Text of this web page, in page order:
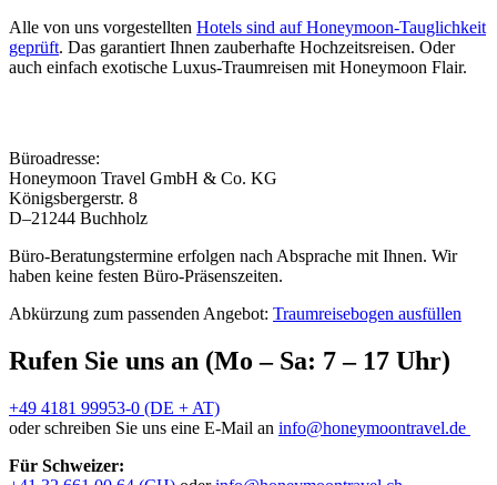
Alle von uns vorgestellten Hotels sind auf Honeymoon-Tauglichkeit
geprüft. Das garantiert Ihnen zauberhafte Hochzeitsreisen. Oder
auch einfach exotische Luxus-Traumreisen mit Honeymoon Flair.
Büroadresse:
Honeymoon Travel GmbH & Co. KG
Königsbergerstr. 8
D–21244 Buchholz
Büro-Beratungstermine erfolgen nach Absprache mit Ihnen. Wir
haben keine festen Büro-Präsenszeiten.
Abkürzung zum passenden Angebot: Traumreisebogen ausfüllen
Rufen Sie uns an (Mo – Sa: 7 – 17 Uhr)
+49 4181 99953-0 (DE + AT)
oder schreiben Sie uns eine E-Mail an info@honeymoontravel.de
Für Schweizer: